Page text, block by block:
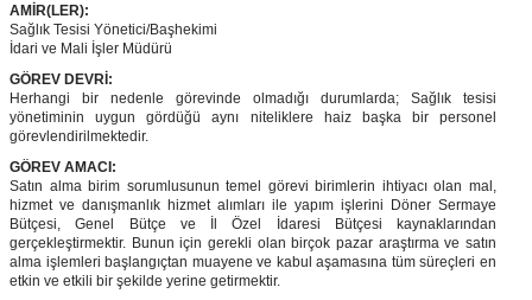
AMİR(LER):
Sağlık Tesisi Yönetici/Başhekimi
İdari ve Mali İşler Müdürü
GÖREV DEVRİ:
Herhangi bir nedenle görevinde olmadığı durumlarda; Sağlık tesisi
yönetiminin uygun gördüğü aynı niteliklere haiz başka bir personel
görevlendirilmektedir.
GÖREV AMACI:
Satın alma birim sorumlusunun temel görevi birimlerin ihtiyacı olan mal,
hizmet ve danışmanlık hizmet alımları ile yapım işlerini Döner Sermaye
Bütçesi, Genel Bütçe ve İl Özel İdaresi Bütçesi kaynaklarından
gerçekleştirmektir. Bunun için gerekli olan birçok pazar araştırma ve satın
alma işlemleri başlangıçtan muayene ve kabul aşamasına tüm süreçleri en
etkin ve etkili bir şekilde yerine getirmektir.